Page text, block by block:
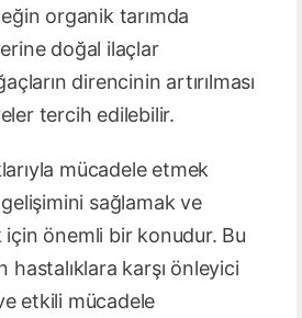
organik tarımda
doğal ilaçlar
direncinin artırılması
tercih edilebilir.
mücadele etmek
gelişimini sağlamak ve
için önemli bir konudur. Bu
karşı önleyici
etkili mücadele